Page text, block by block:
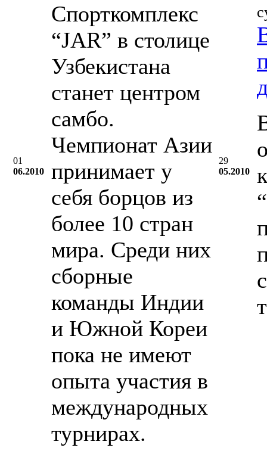
01
06.2010
Спорткомплекс
“JAR” в столице
Узбекистана
станет центром
самбо.
Чемпионат Азии
принимает у
себя борцов из
более 10 стран
мира. Среди них
сборные
команды Индии
и Южной Кореи
пока не имеют
опыта участия в
международных
турнирах.
29
05.2010